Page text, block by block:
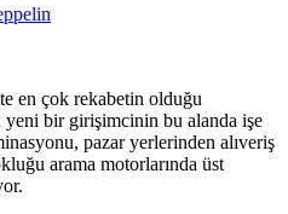
en çok rekabetin olduğu
bir girişimcinin bu alanda işe
pazar yerlerinden alıveriş
arama motorlarında üst